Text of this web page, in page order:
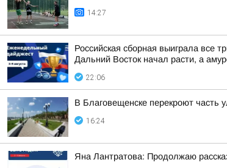
14:27
Российская сборная выиграла все
Дальний Восток начал расти, а
22:06
В Благовещенске перекроют часть
16:24
Яна Лантратова: Продолжаю